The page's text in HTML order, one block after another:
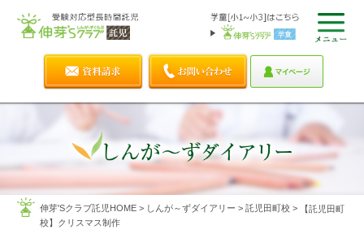
伸芽'Sクラブ託児HOME> しんが～ずダイアリー > 託児田町校>
【託児田町
校】クリスマス制作